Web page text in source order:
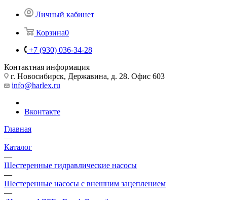
Личный кабинет
Корзина0
+7 (930) 036-34-28
Контактная информация
г. Новосибирск, Державина, д. 28. Офис 603
info@harlex.ru
Вконтакте
Главная
—
Каталог
—
Шестеренные гидравлические насосы
—
Шестеренные насосы с внешним зацеплением
—